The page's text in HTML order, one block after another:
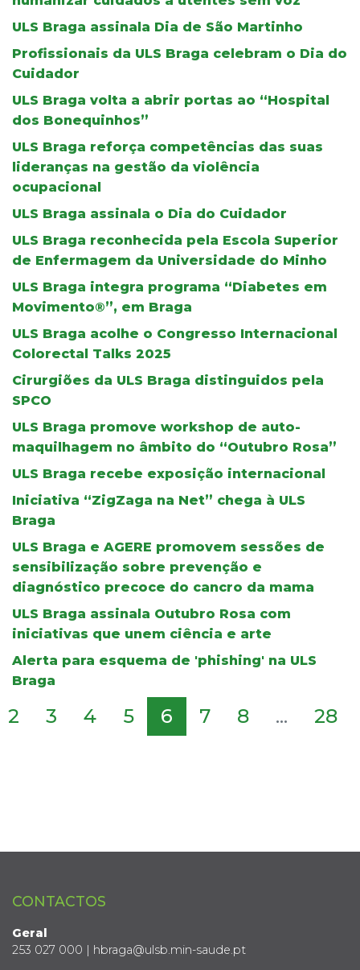
ULS Braga assinala Dia de São Martinho
Profissionais da ULS Braga celebram o Dia do
Cuidador
ULS Braga volta a abrir portas ao “Hospital
dos Bonequinhos”
ULS Braga reforça competências das suas
lideranças na gestão da violência
ocupacional
ULS Braga assinala o Dia do Cuidador
ULS Braga reconhecida pela Escola Superior
de Enfermagem da Universidade do Minho
ULS Braga integra programa “Diabetes em
Movimento®”, em Braga
ULS Braga acolhe o Congresso Internacional
Colorectal Talks 2025
Cirurgiões da ULS Braga distinguidos pela
SPCO
ULS Braga promove workshop de auto-
maquilhagem no âmbito do “Outubro Rosa”
ULS Braga recebe exposição internacional
Iniciativa “ZigZaga na Net” chega à ULS
Braga
ULS Braga e AGERE promovem sessões de
sensibilização sobre prevenção e
diagnóstico precoce do cancro da mama
ULS Braga assinala Outubro Rosa com
iniciativas que unem ciência e arte
Alerta para esquema de 'phishing' na ULS
Braga
2 3 4 5 6 7 8 ... 28
CONTACTOS
Geral
253 027 000 | hbraga@ulsb.min-saude.pt